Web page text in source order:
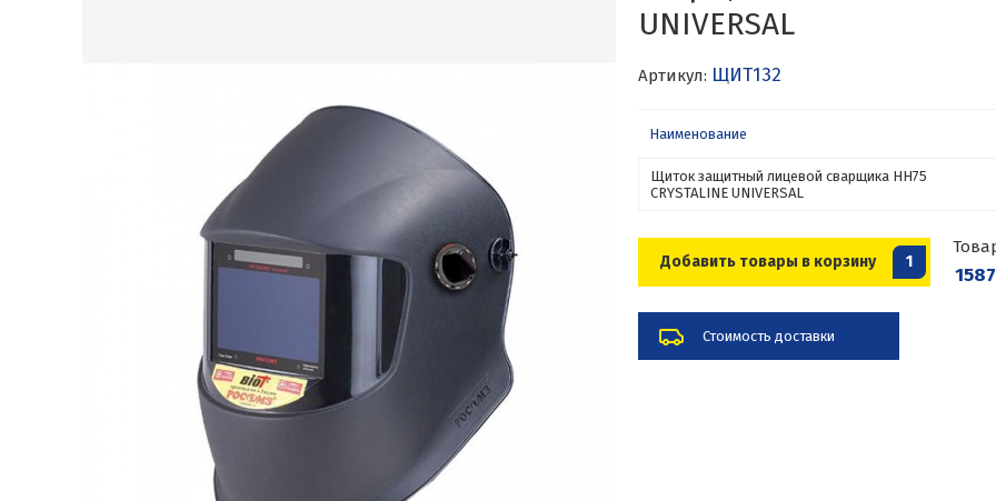
UNIVERSAL
Артикул: ЩИТ132
Наименование
Щиток защитный лицевой сварщика НН75
CRYSTALINE UNIVERSAL
Добавить товары в корзину 1
Стоимость доставки